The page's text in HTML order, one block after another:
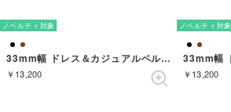
ノベルティ対象
33mm幅 ドレス＆カジュアルベルト （DARKBROWN）
￥13,200
ノベルティ対象
￥13,200